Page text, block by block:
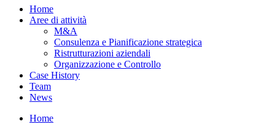
Home
Aree di attività
M&A
Consulenza e Pianificazione strategica
Ristrutturazioni aziendali
Organizzazione e Controllo
Case History
Team
News
Home